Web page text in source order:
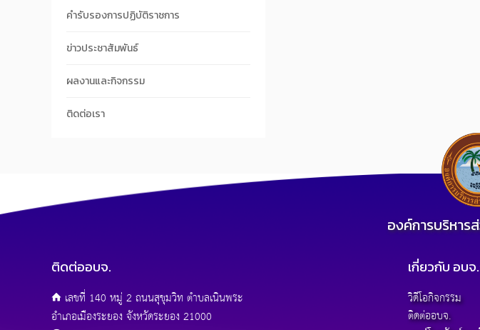
คำรับรองการปฏิบัติราชการ
ข่าวประชาสัมพันธ์
ผลงานและกิจกรรม
ติดต่อเรา
องค์การบริหาร
ติดต่ออบจ.
เลขที่ 140 หมู่ 2 ถนนสุขุมวิท ตำบลเนินพระ
อำเภอเมืองระยอง จังหวัดระยอง 21000
เกี่ยวกับ อบจ
วิดีโอกิจกรรม
ติดต่ออบจ.